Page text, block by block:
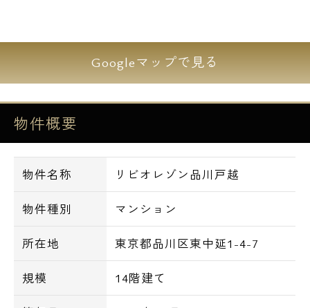
玄関扉にディンプルキーダブルロックを採用
複製や錠破りに強い造りになっています！
設備の充実した分譲タイプマンション。
冬に嬉しい床暖房も設置！
デザイン性も高く、
室内は白を基調とし
温かみのあるブラウンをさし色にした
オシャレな色合いです。
～2LDKの様々な間取りがあり
ディンクス、ファミリーにもおススメです。
Googleマップで見る
物件概要
物件名称 リビオレゾン品川戸越
物件種別 マンション
所在地 東京都品川区東中延1-4-7
規模 14階建て